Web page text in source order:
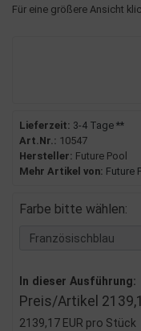
Für eine größere Ansicht
Lieferzeit: 3-4 Tage **
Art.Nr.: 10547
Hersteller: Future Pool
Mehr Artikel von: Future
Farbe bitte wählen:
In dieser Ausführung:
Preis/Artikel
2139,17 EUR pro Stück